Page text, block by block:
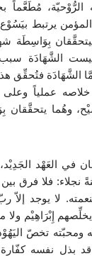
مُطَعَّماً
يرتبط بيَسُوْع
بِوَاسِطَة
الشَّهَادَة سبب
الشَّهَادَة فتُحقِّق
عملياً وعلى
وهُما يتحقَّقان
في العَهْد
فلا فرق بين
لا يوجد
يخلِّصهم إِبْرَاهِيْم
ومحبّته تخصّ
نفسه كفّارة